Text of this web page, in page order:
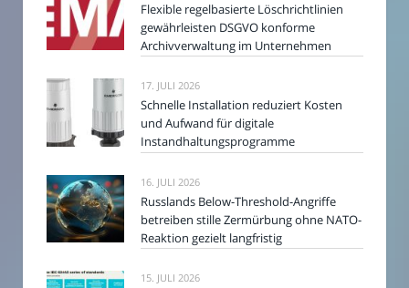
Flexible regelbasierte Löschrichtlinien
gewährleisten DSGVO konforme
Archivverwaltung im Unternehmen
17. JULI 2026
Schnelle Installation reduziert Kosten
und Aufwand für digitale
Instandhaltungsprogramme
16. JULI 2026
Russlands Below-Threshold-Angriffe
betreiben stille Zermürbung ohne NATO-
Reaktion gezielt langfristig
15. JULI 2026